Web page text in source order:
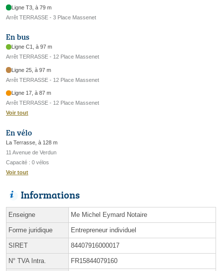
Ligne T3, à 79 m
Arrêt TERRASSE - 3 Place Massenet
En bus
Ligne C1, à 97 m
Arrêt TERRASSE - 12 Place Massenet
Ligne 25, à 97 m
Arrêt TERRASSE - 12 Place Massenet
Ligne 17, à 87 m
Arrêt TERRASSE - 12 Place Massenet
Voir tout
En vélo
La Terrasse, à 128 m
11 Avenue de Verdun
Capacité : 0 vélos
Voir tout
Informations
Enseigne Me Michel Eymard Notaire
Forme juridique Entrepreneur individuel
SIRET 84407916000017
N° TVA Intra. FR15844079160